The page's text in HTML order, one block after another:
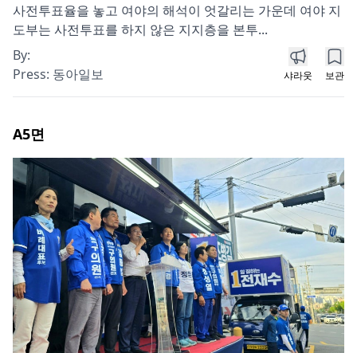
사전투표율을 놓고 여야의 해석이 엇갈리는 가운데 여야 지
도부는 사전투표를 하지 않은 지지층을 본투...
By:
Press: 동아일보 샤라웃 보관
A5면